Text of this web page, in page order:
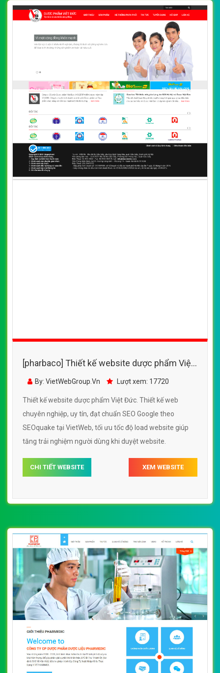
[pharbaco] Thiết kế website dược phẩm Việt
Đức đẹp, chuyên nghiệp chuẩn SEO
By: VietWebGroup.Vn Lượt xem: 17720
Thiết kế website dược phẩm Việt Đức. Thiết kế web
chuyên nghiệp, uy tín, đạt chuẩn SEO Google theo
SEOquake tại VietWeb, tối ưu tốc độ load website giúp
tăng trải nghiệm người dùng khi duyệt website.
CHI TIẾT WEBSITE XEM WEBSITE